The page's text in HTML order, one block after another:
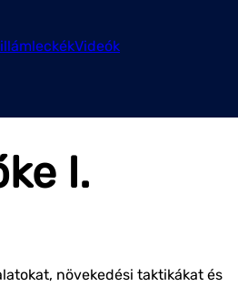
Videók
I.
növekedési taktikákat és